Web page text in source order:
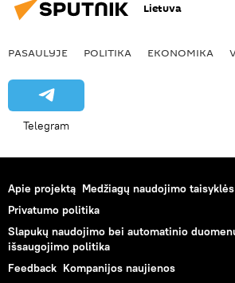
Lietuva
PASAULYJE POLITIKA EKONOMIKA
Telegram
Apie projektą Medžiagų naudojimo taisyklės
Privatumo politika
Slapukų naudojimo bei automatinio
išsaugojimo politika
Feedback Kompanijos naujienos